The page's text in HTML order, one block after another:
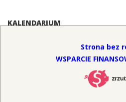
KALENDARIUM
MELKO STANISŁAW (lat 90)
Strona bez
WSPARCIE